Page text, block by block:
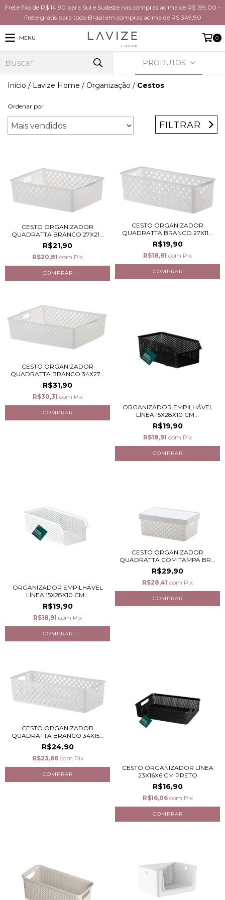
Frete fixo de R$ 14,90 para Sul e Sudeste nas compras acima de R$ 199,00 -
Frete grátis para todo Brasil em compras acima de R$ 349,90
MENU 0
PRODUTOS
Início / Lavize Home / Organização / Cestos
Ordenar por
FILTRAR
CESTO ORGANIZADOR
QUADRATTA BRANCO 27X21...
R$21,90
R$20,81 com Pix
CESTO ORGANIZADOR
QUADRATTA BRANCO 27X11...
R$19,90
R$18,91 com Pix
CESTO ORGANIZADOR
QUADRATTA BRANCO 34X27...
R$31,90
R$30,31 com Pix
ORGANIZADOR EMPILHÁVEL
LÍNEA 15X28X10 CM...
R$19,90
R$18,91 com Pix
ORGANIZADOR EMPILHÁVEL
LÍNEA 15X28X10 CM...
R$19,90
R$18,91 com Pix
CESTO ORGANIZADOR
QUADRATTA COM TAMPA BR...
R$29,90
R$28,41 com Pix
CESTO ORGANIZADOR
QUADRATTA BRANCO 34X15...
R$24,90
R$23,66 com Pix
CESTO ORGANIZADOR LÍNEA
23X16X6 CM PRETO
R$16,90
R$16,06 com Pix